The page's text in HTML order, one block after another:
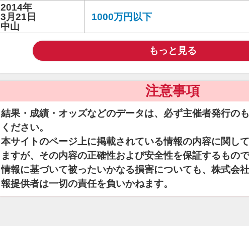
2014年
3月21日
中山
1000万円以下
もっと見る
注意事項
結果・成績・オッズなどのデータは、必ず主催者発行の
ください。
本サイトのページ上に掲載されている情報の内容に関し
ますが、その内容の正確性および安全性を保証するもの
情報に基づいて被ったいかなる損害についても、株式会
報提供者は一切の責任を負いかねます。